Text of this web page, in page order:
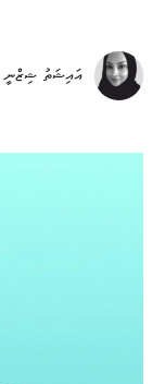
އައިޝަތު ޝިޒްނީ